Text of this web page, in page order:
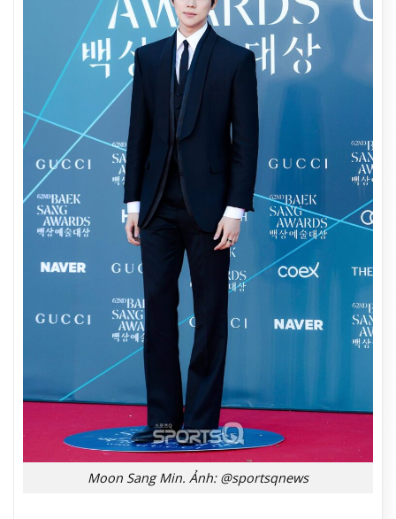
Moon Sang Min. Ảnh: @sportsqnews